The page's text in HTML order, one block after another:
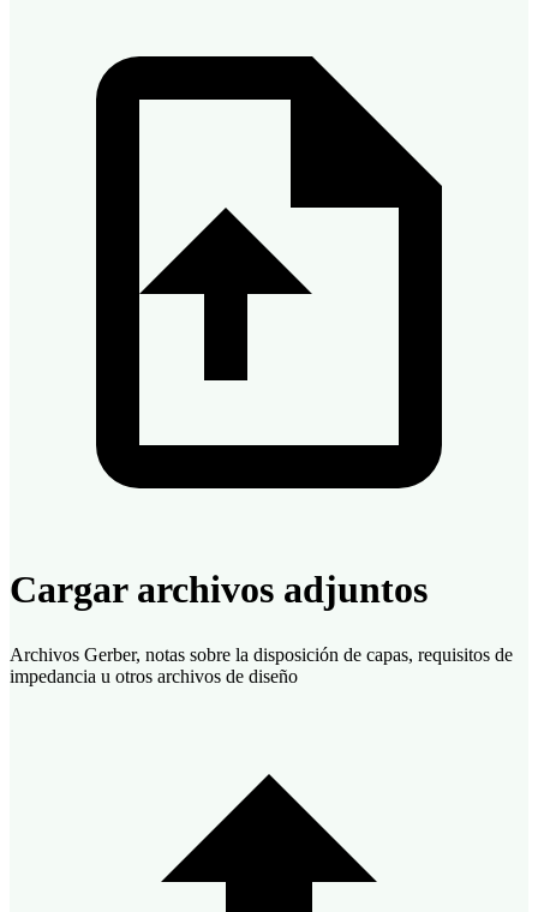
Cargar archivos adjuntos
Archivos Gerber, notas sobre la disposición de capas, requisitos de
impedancia u otros archivos de diseño